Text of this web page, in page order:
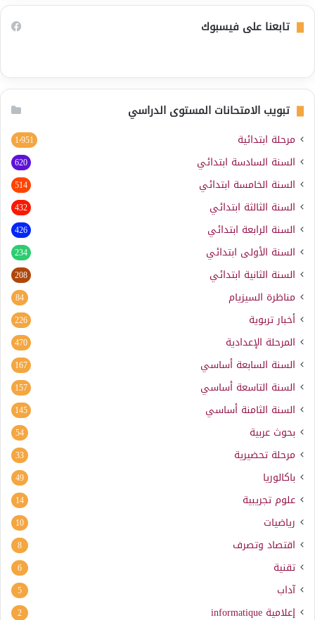
تابعنا على فيسبوك
تبويب الامتحانات المستوى الدراسي
مرحلة ابتدائية 1٬951
السنة السادسة ابتدائي 620
السنة الخامسة ابتدائي 514
السنة الثالثة ابتدائي 432
السنة الرابعة ابتدائي 426
السنة الأولى ابتدائي 234
السنة الثانية ابتدائي 208
مناظرة السيزيام 84
أخبار تربوية 226
المرحلة الإعدادية 470
السنة السابعة أساسي 167
السنة التاسعة أساسي 157
السنة الثامنة أساسي 145
بحوث عربية 54
مرحلة تحضيرية 33
باكالوريا 49
علوم تجريبية 14
رياضيات 10
اقتصاد وتصرف 8
تقنية 6
آداب 5
إعلامية informatique
2